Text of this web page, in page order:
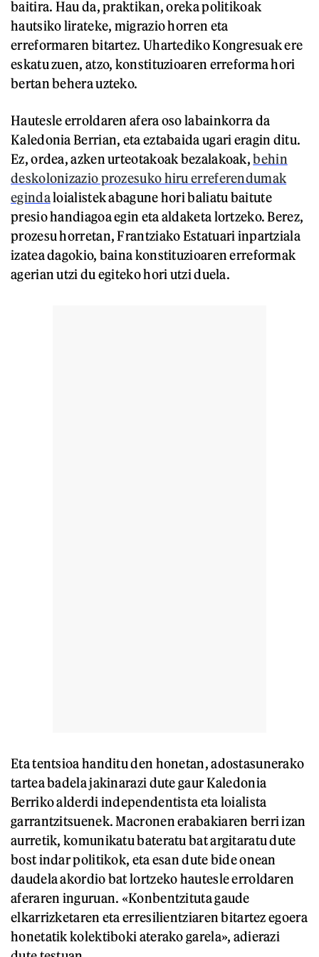
baitira. Hau da, praktikan, oreka politikoak
hautsiko lirateke, migrazio horren eta
erreformaren bitartez. Uhartediko Kongresuak ere
eskatu zuen, atzo, konstituzioaren erreforma hori
bertan behera uzteko.
Hautesle erroldaren afera oso labainkorra da
Kaledonia Berrian, eta eztabaida ugari eragin ditu.
Ez, ordea, azken urteotakoak bezalakoak,behin
deskolonizazio prozesuko hiru erreferendumak
egindaloialistek abagune hori baliatu baitute
presio handiagoa egin eta aldaketa lortzeko. Berez,
prozesu horretan, Frantziako Estatuari inpartziala
izatea dagokio, baina konstituzioaren erreformak
agerian utzi du egiteko hori utzi duela.
Eta tentsioa handitu den honetan, adostasunerako
tartea badela jakinarazi dute gaur Kaledonia
Berriko alderdi independentista eta loialista
garrantzitsuenek. Macronen erabakiaren berri izan
aurretik, komunikatu bateratu bat argitaratu dute
bost indar politikok, eta esan dute bide onean
daudela akordio bat lortzeko hautesle erroldaren
aferaren inguruan. «Konbentzituta gaude
elkarrizketaren eta erresilientziaren bitartez egoera
honetatik kolektiboki aterako garela», adierazi